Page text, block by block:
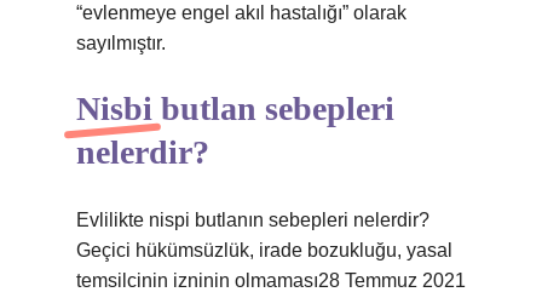
“evlenmeye engel akıl hastalığı” olarak
sayılmıştır.
Nisbi butlan sebepleri
nelerdir?
Evlilikte nispi butlanın sebepleri nelerdir?
Geçici hükümsüzlük, irade bozukluğu, yasal
temsilcinin izninin olmaması28 Temmuz 2021